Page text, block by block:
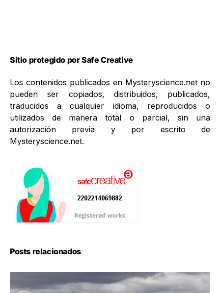
Sitio protegido por Safe Creative
Los contenidos publicados en Mysteryscience.net no
pueden ser copiados, distribuidos, publicados,
traducidos a cualquier idioma, reproducidos o
utilizados de manera total o parcial, sin una
autorización previa y por escrito de
Mysteryscience.net.
Posts relacionados